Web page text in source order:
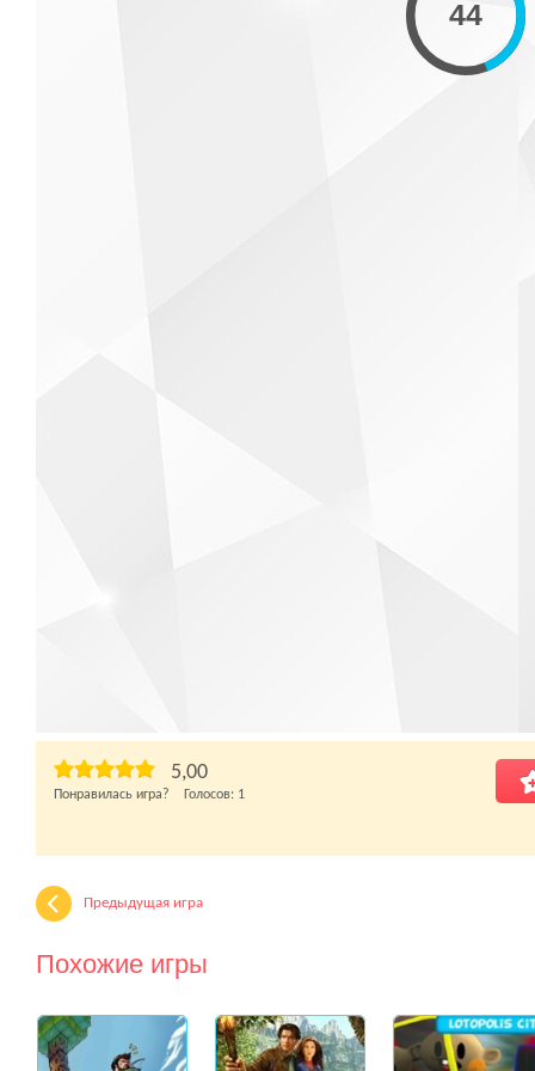
5,00
Понравилась игра? Голосов: 1
Предыдущая игра
Похожие игры